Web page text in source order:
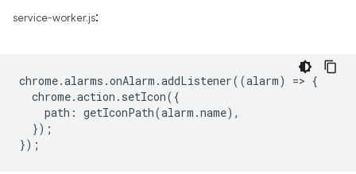
service-worker.js:
chrome.alarms .onAlarm .addListener((alarm) => {
chrome.action . setIcon({
path : getIconPath(alarm .name),
});
});